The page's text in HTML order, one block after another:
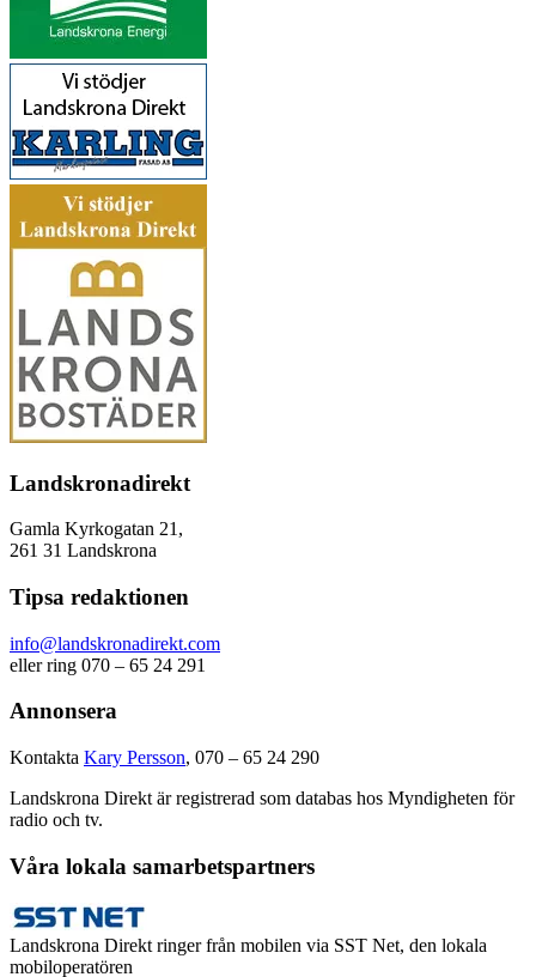
Landskronadirekt
Gamla Kyrkogatan 21,
261 31 Landskrona
Tipsa redaktionen
info@landskronadirekt.com
eller ring 070 – 65 24 291
Annonsera
Kontakta Kary Persson, 070 – 65 24 290
Landskrona Direkt är registrerad som databas hos Myndigheten för
radio och tv.
Våra lokala samarbetspartners
Landskrona Direkt ringer från mobilen via SST Net, den lokala
mobiloperatören